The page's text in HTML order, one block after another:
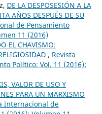
DE LA DESPOSESIÓN A LA
AÑOS DESPUÉS DE SU
de Pensamiento
11 (2016)
EL CHAVISMO:
, Revista
Político: Vol. 11 (2016):
VALOR DE USO Y
PARA UN MARXISMO
Internacional de